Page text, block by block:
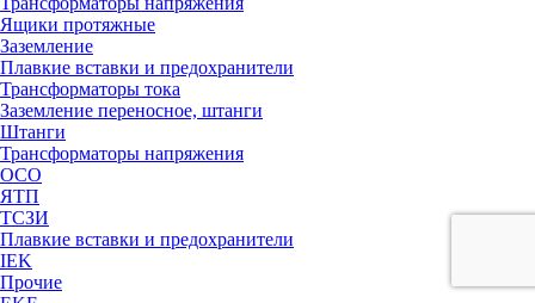
Ящики протяжные
Заземление
Плавкие вставки и предохранители
Трансформаторы тока
Заземление переносное, штанги
Штанги
Трансформаторы напряжения
ОСО
ЯТП
ТСЗИ
Плавкие вставки и предохранители
IEK
Прочие